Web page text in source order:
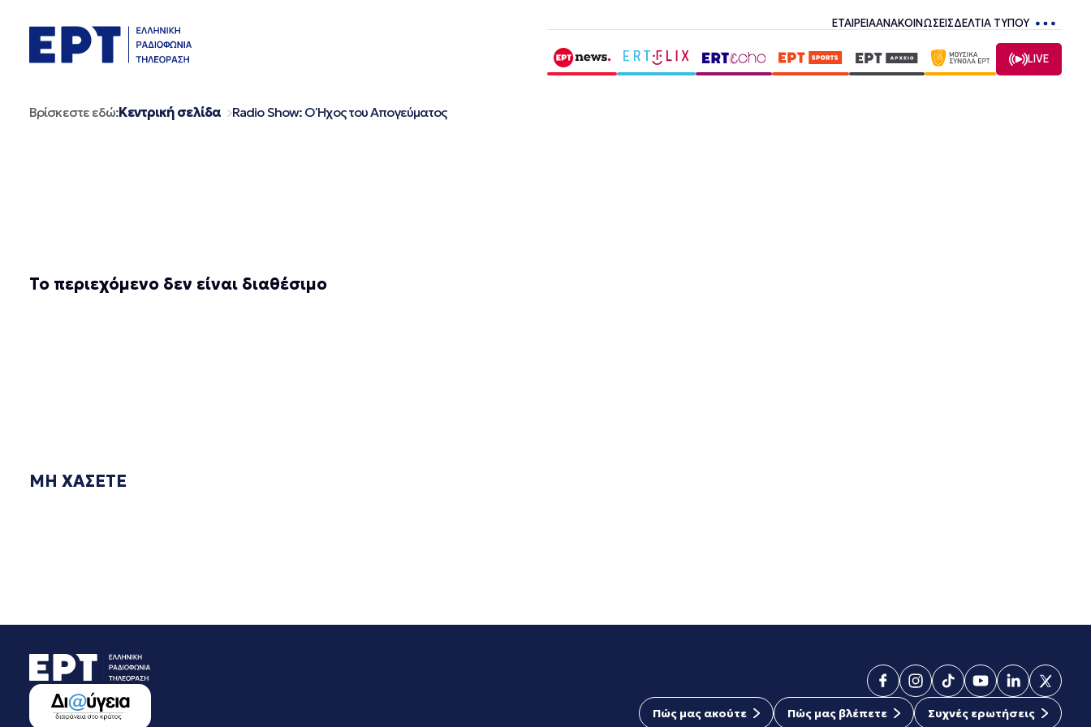
περιεχόμενο
ΕΤΑΙΡΕΙΑΑΝΑΚΟΙΝΩΣΕΙΣΔΕΛΤΙΑ ΤΥΠΟΥ
LIVE
Βρίσκεστε εδώ:Κεντρική σελίδα Radio Show: Ο Ήχος του Απογεύματος
Το περιεχόμενο δεν είναι διαθέσιμο
ΜΗ ΧΑΣΕΤΕ
Πώς μας ακούτε Πώς μας βλέπετε Συχνές ερωτήσεις